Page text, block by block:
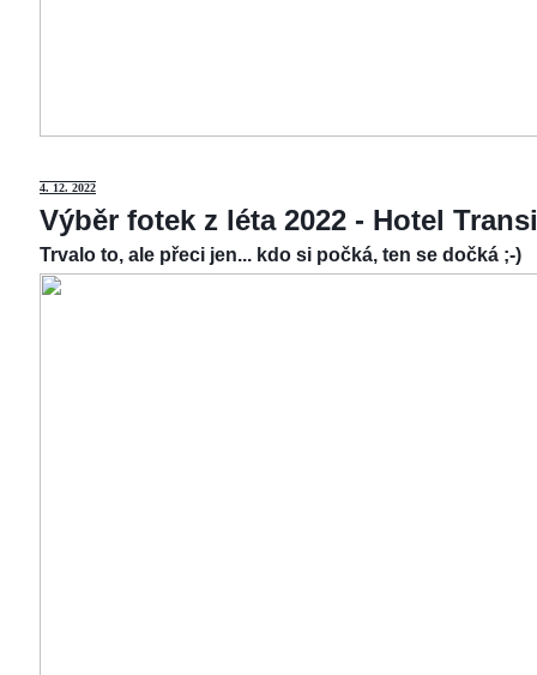
4. 12. 2022
Výběr fotek z léta 2022 - Hotel
Trvalo to, ale přeci jen... kdo si počká, ten se dočká ;-)